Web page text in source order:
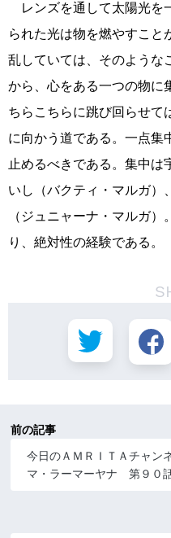
レンズを通して太陽光を
られた光は物を燃やすこと
乱していては、そのような
から、心をある一つの物に
ちらこちらに跳び回らせて
に向かう道である。一点集
止めるべきである。集中は
いし（バクティ・マルガ）
（ジュニャーナ・マルガ
り、絶対性の経験である。
前の記事
今日のＡＭＲＩＴＡチャ
マ・ラーマーヤナ 第９０